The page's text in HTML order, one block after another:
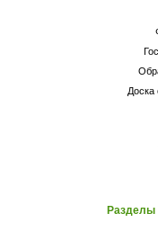
Доска
Разделы